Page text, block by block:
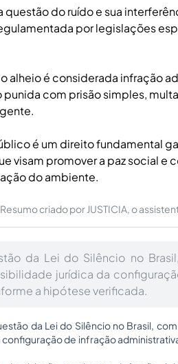
questão do ruído e sua
por legislações
alheio é considerada infração
com prisão simples,
é um direito fundamental
visam promover a paz social e
do ambiente.
Resumo criado por JUSTICIA, o
da Lei do Silêncio no
jurídica da
a hipótese verificada.
da Lei do Silêncio no Brasil,
de infração